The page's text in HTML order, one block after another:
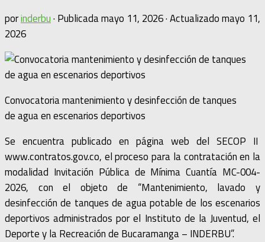
porinderbu· Publicadamayo 11, 2026· Actualizadomayo 11,
2026
Convocatoria mantenimiento y desinfección de tanques
de agua en escenarios deportivos
Se encuentra publicado en página web del SECOP II
www.contratos.gov.co, el proceso para la contratación en la
modalidad Invitación Pública de Mínima Cuantía MC-004-
2026, con el objeto de “Mantenimiento, lavado y
desinfección de tanques de agua potable de los escenarios
deportivos administrados por el Instituto de la Juventud, el
Deporte y la Recreación de Bucaramanga – INDERBU”.